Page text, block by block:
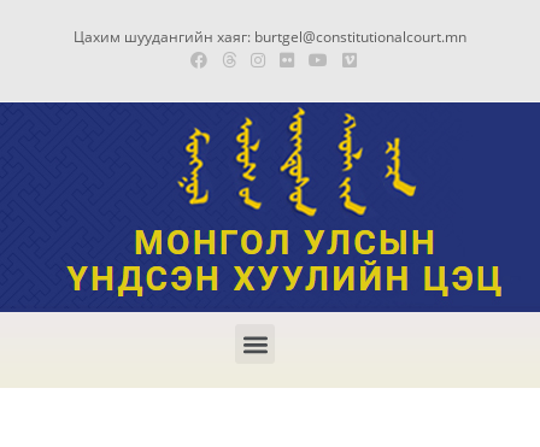
Цахим шуудангийн хаяг: burtgel@constitutionalcourt.mn